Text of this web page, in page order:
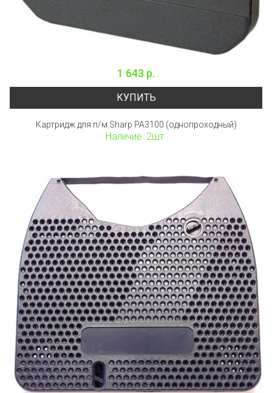
1 643 р.
КУПИТЬ
Картридж для п/м Sharp PA3100 (однопроходный)
Наличие: 2шт.